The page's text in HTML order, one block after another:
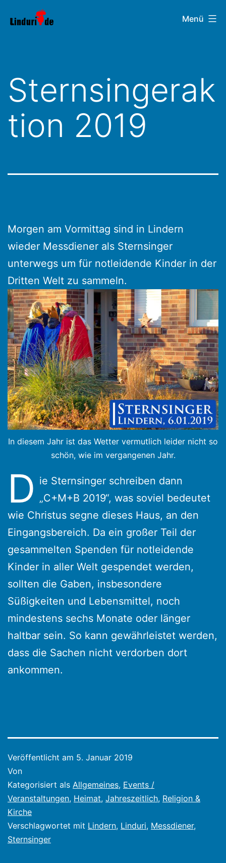
Inhalt
Linduri.de Menü
Sternsingerak
tion 2019
Morgen am Vormittag sind in Lindern
wieder Messdiener als Sternsinger
unterwegs um für notleidende Kinder in der
Dritten Welt zu sammeln.
In diesem Jahr ist das Wetter vermutlich leider nicht so
schön, wie im vergangenen Jahr.
D ie Sternsinger schreiben dann
„C+M+B 2019“, was soviel bedeutet
wie Christus segne dieses Haus, an den
Eingangsbereich. Da ein großer Teil der
gesammelten Spenden für notleidende
Kinder in aller Welt gespendet werden,
sollten die Gaben, insbesondere
Süßigkeiten und Lebensmittel, noch
mindestens sechs Monate oder länger
haltbar sein. So kann gewährleistet werden,
dass die Sachen nicht verdorben dort
ankommen.
Veröffentlicht am 5. Januar 2019
Von
Kategorisiert als Allgemeines, Events /
Veranstaltungen, Heimat, Jahreszeitlich, Religion &
Kirche
Verschlagwortet mit Lindern, Linduri, Messdiener,
Sternsinger